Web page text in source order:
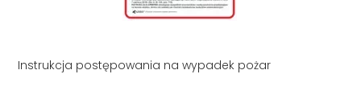
Instrukcja postępowania na wypadek pożar